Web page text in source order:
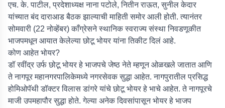
एच. के. पाटील, प्रदेशाध्यक्ष नाना पटोले, नितीन राऊत, सुनील केदार
यांच्यात बंद दाराआड बैठक झाल्याची माहिती समोर आली होती. त्यानंतर
सोमवारी (22 नोव्हेंबर) काँग्रेसने स्थानिक स्वराज्य संस्था निवडणूकीत
भाजपमधून आयात केलेल्या छोटू भोयर यांना तिकीट दिलं आहे.
कोण आहेत भोयर?
डॉ रवींद्र उर्फ छोटू भोयर हे भाजपचे जेष्ठ नेते म्हणून ओळखले जातात आणि
ते नागपूर महानगरपालिकेमध्ये नगरसेवक सुद्धा आहेत. नागपुरातील प्रसिद्ध
होमिओपॅथी डॉक्टर विलास डांगरे यांचे छोटू भोयर हे भाचे आहेत. ते नागपूरचे
माजी उपमहापौर सुद्धा होते. गेल्या अनेक दिवसांपासून भोयर हे भाजप